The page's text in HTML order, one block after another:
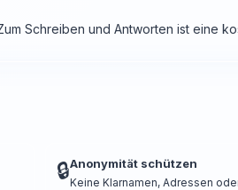
Schreiben und Antworten ist eine
🔒Anonymität schützen
Keine Klarnamen, Adressen